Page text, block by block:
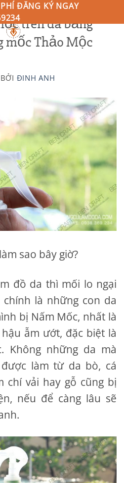
ĐĂNG KÝ NGAY
trên da bằng
mốc Thảo Mộc
BỞI ĐINH ANH
sao bây giờ?
đồ da thì mối lo ngại
là những con da
bị Nấm Mốc, nhất là
ẫm ướt, đặc biệt là
Không những da mà
làm từ da bò, cá
chí vải hay gỗ cũng bị
nếu để càng lâu sẽ